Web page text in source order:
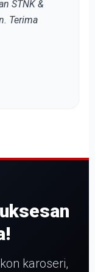
STNK &
Terima
karoseri,